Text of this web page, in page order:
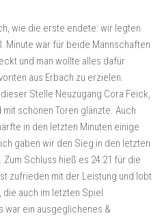
wie die erste endete: wir legten
Minute war für beide Mannschaften
und man wollte alles dafür
aus Erbach zu erzielen.
Stelle Neuzugang Cora Feick,
schönen Toren glänzte. Auch
in den letzten Minuten einige
gaben wir den Sieg in den letzten
Schluss hieß es 24:21 für die
zufrieden mit der Leistung und lobt
auch im letzten Spiel
war ein ausgeglichenes &